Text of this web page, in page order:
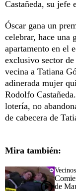
Castañeda, su jefe
Óscar gana un
celebrar, hace una
apartamento en el
exclusivo sector
vecina a Tatiana
adinerada mujer
Rodolfo
lotería, no
de cabecera de
Mira también:
Vecinos
de